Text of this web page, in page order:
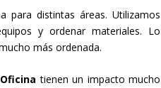
para distintas áreas. Utilizamos
y ordenar materiales. Lo
más ordenada.
Oficina tienen un impacto mucho